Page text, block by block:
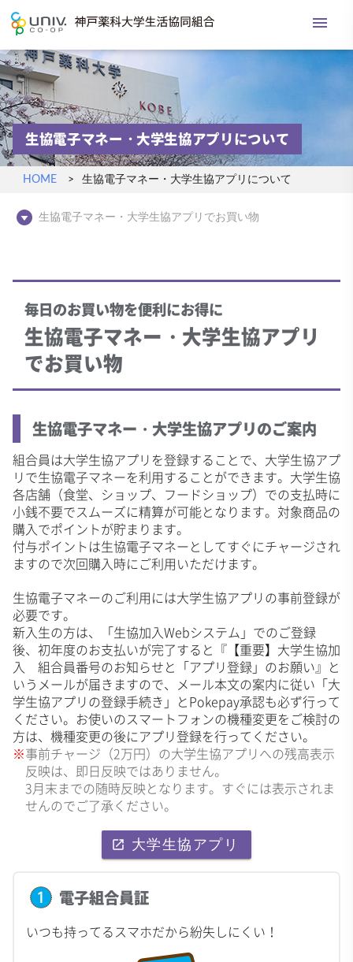
menu
神戸薬科大学生活協
生協電子マネー・大学生協アプリについて
HOME 生協電子マネー・大学生協アプリについて
play_circle_filled 生協電子マネー・大学生協アプリでお買い物
毎日のお買い物を便利にお得に
生協電子マネー・大学生協アプリ
でお買い物
生協電子マネー・大学生協アプリのご案内
組合員は大学生協アプリを登録することで、大学生協アプ
リで生協電子マネーを利用することができます。大学生協
各店舗（食堂、ショップ、フードショップ）での支払時に
小銭不要でスムーズに精算が可能となります。対象商品の
購入でポイントが貯まります。
付与ポイントは生協電子マネーとしてすぐにチャージされ
ますので次回購入時にご利用いただけます。
生協電子マネーのご利用には大学生協アプリの事前登録が
必要です。
新入生の方は、「生協加入Webシステム」でのご登録
後、初年度のお支払いが完了すると『【重要】大学生協加
入 組合員番号のお知らせと「アプリ登録」のお願い』と
いうメールが届きますので、メール本文の案内に従い「大
学生協アプリの登録手続き」とPokepay承認も必ず行って
ください。お使いのスマートフォンの機種変更をご検討の
方は、機種変更の後にアプリ登録を行ってください。
事前チャージ（2万円）の大学生協アプリへの残高表示
反映は、即日反映ではありません。
3月末までの随時反映となります。すぐには表示されま
せんのでご了承ください。
launch 大学生協アプリ
電子組合員証
いつも持ってるスマホだから紛失しにくい！